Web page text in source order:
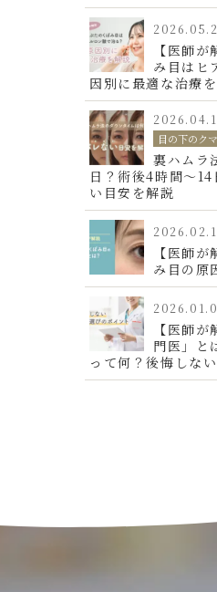
【医師
み目はヒ
因別に最適な治療
目の下のク
裏ハムラ
日？術後4時間〜
い目安を解説
【医師
み目の原
【医師
門医」と
って何？後悔しな